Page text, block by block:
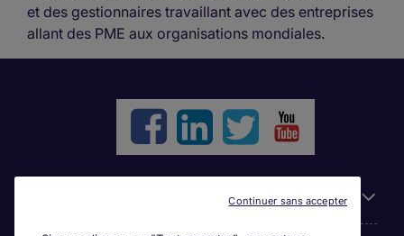
et des gestionnaires travaillant avec des entreprises
allant des PME aux organisations mondiales.
Continuer sans accepter